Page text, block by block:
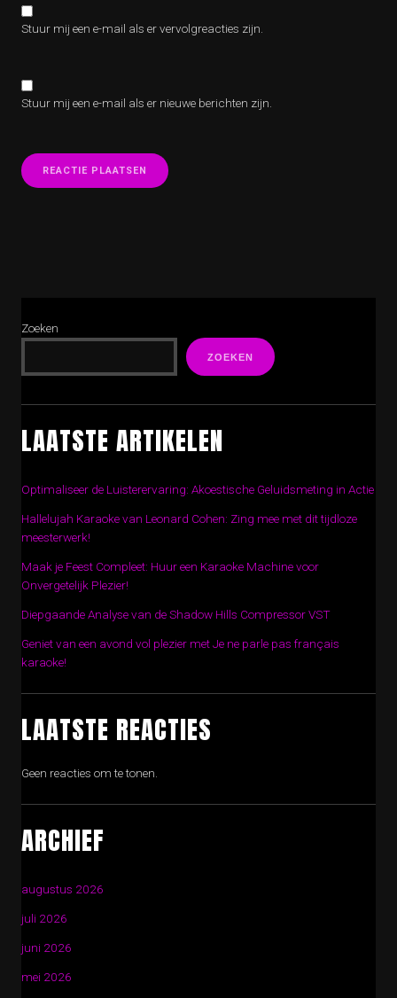
Stuur mij een e-mail als er vervolgreacties zijn.
Stuur mij een e-mail als er nieuwe berichten zijn.
Zoeken
ZOEKEN
LAATSTE ARTIKELEN
Optimaliseer de Luisterervaring: Akoestische Geluidsmeting in Actie
Hallelujah Karaoke van Leonard Cohen: Zing mee met dit tijdloze
meesterwerk!
Maak je Feest Compleet: Huur een Karaoke Machine voor
Onvergetelijk Plezier!
Diepgaande Analyse van de Shadow Hills Compressor VST
Geniet van een avond vol plezier met Je ne parle pas français
karaoke!
LAATSTE REACTIES
Geen reacties om te tonen.
ARCHIEF
augustus 2026
juli 2026
juni 2026
mei 2026